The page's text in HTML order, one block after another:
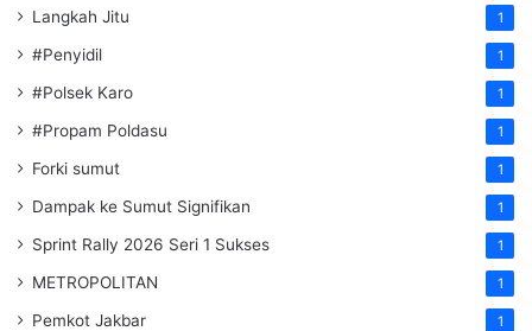
Langkah Jitu 1
#Penyidil 1
#Polsek Karo 1
#Propam Poldasu 1
Forki sumut 1
Dampak ke Sumut Signifikan 1
Sprint Rally 2026 Seri 1 Sukses 1
METROPOLITAN 1
Pemkot Jakbar 1